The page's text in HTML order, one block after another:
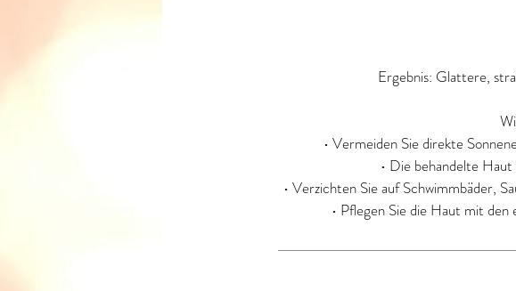
Ergebnis: Glattere,
• Vermeiden Sie direkte
• Die behandelte
• Verzichten Sie auf Schwimmbäder,